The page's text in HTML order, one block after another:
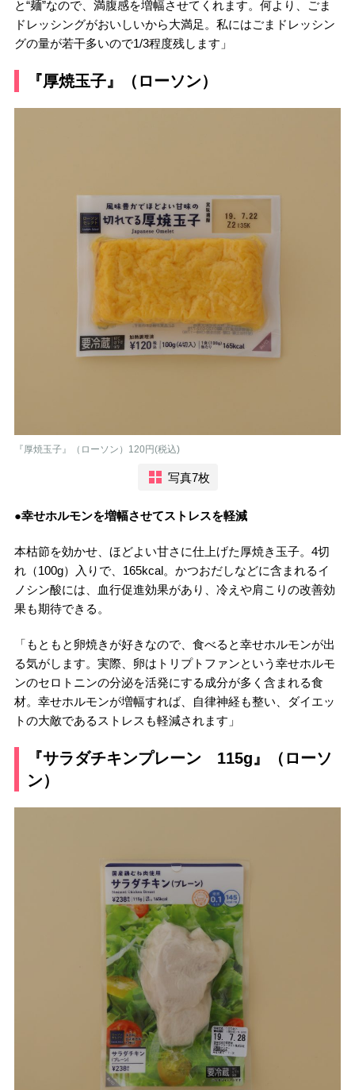
と“麺”なので、満腹感を増幅させてくれます。何より、ごま
ドレッシングがおいしいから大満足。私にはごまドレッシン
グの量が若干多いので1/3程度残します」
『厚焼玉子』（ローソン）
『厚焼玉子』（ローソン）120円(税込)
写真7枚
●幸せホルモンを増幅させてストレスを軽減
本枯節を効かせ、ほどよい甘さに仕上げた厚焼き玉子。4切
れ（100g）入りで、165kcal。かつおだしなどに含まれるイ
ノシン酸には、血行促進効果があり、冷えや肩こりの改善効
果も期待できる。
「もともと卵焼きが好きなので、食べると幸せホルモンが出
る気がします。実際、卵はトリプトファンという幸せホルモ
ンのセロトニンの分泌を活発にする成分が多く含まれる食
材。幸せホルモンが増幅すれば、自律神経も整い、ダイエッ
トの大敵であるストレスも軽減されます」
『サラダチキンプレーン 115g』（ローソ
ン）